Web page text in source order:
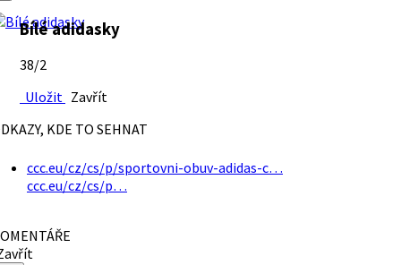
Bílé adidasky
38/2
Uložit Zavřít
KDE TO SEHNAT
ccc.eu/cz/cs/p/sportovni-obuv-adidas-c…
ccc.eu/cz/cs/p…